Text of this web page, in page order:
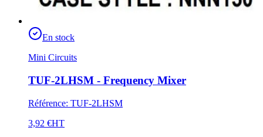
En stock
Mini Circuits
TUF-2LHSM - Frequency Mixer
Référence: TUF-2LHSM
3,92 €HT